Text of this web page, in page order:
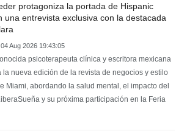
protagoniza la portada de Hispanic
una entrevista exclusiva con la destacada
Aug 2026 19:43:05
psicoterapeuta clínica y escritora mexicana
la nueva edición de la revista de negocios y estilo
Miami, abordando la salud mental, el impacto del
y su próxima participación en la Feria